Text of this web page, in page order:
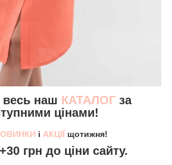
весь наш КАТАЛОГза
цінами!
і АКЦІЇ щотижня!
грн до ціни сайту.